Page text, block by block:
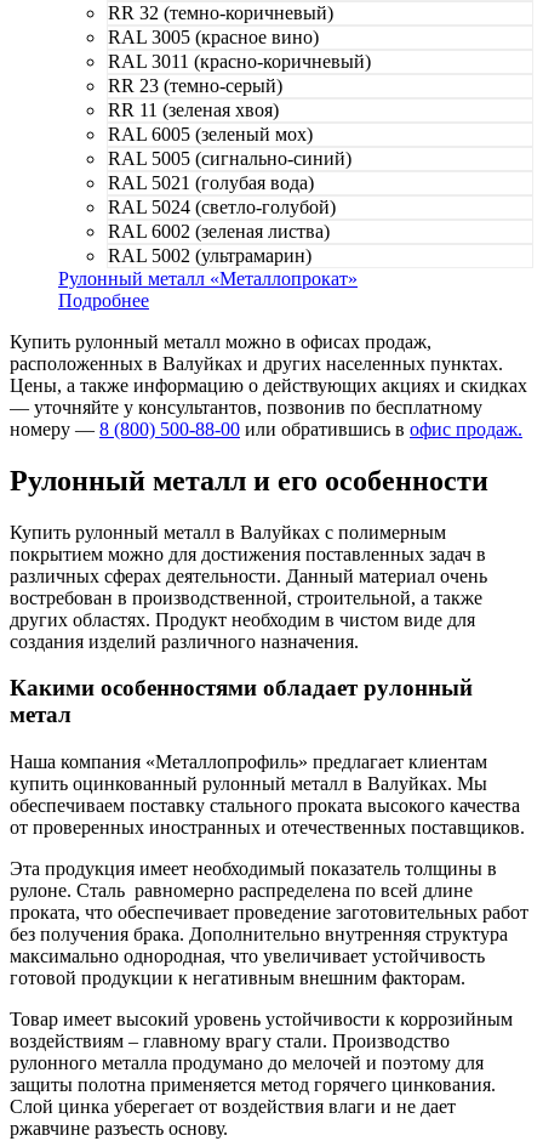
RR 32 (темно-коричневый)
RAL 3005 (красное вино)
RAL 3011 (красно-коричневый)
RR 23 (темно-серый)
RR 11 (зеленая хвоя)
RAL 6005 (зеленый мох)
RAL 5005 (сигнально-синий)
RAL 5021 (голубая вода)
RAL 5024 (светло-голубой)
RAL 6002 (зеленая листва)
RAL 5002 (ультрамарин)
Рулонный металл «Металлопрокат»
Подробнее
Купить рулонный металл можно в офисах продаж,
расположенных в Валуйках и других населенных пунктах.
Цены, а также информацию о действующих акциях и скидках
— уточняйте у консультантов, позвонив по бесплатному
номеру — 8 (800) 500-88-00 или обратившись в офис продаж.
Рулонный металл и его особенности
Купить рулонный металл в Валуйках с полимерным
покрытием можно для достижения поставленных задач в
различных сферах деятельности. Данный материал очень
востребован в производственной, строительной, а также
других областях. Продукт необходим в чистом виде для
создания изделий различного назначения.
Какими особенностями обладает рулонный
метал
Наша компания «Металлопрофиль» предлагает клиентам
купить оцинкованный рулонный металл в Валуйках. Мы
обеспечиваем поставку стального проката высокого качества
от проверенных иностранных и отечественных поставщиков.
Эта продукция имеет необходимый показатель толщины в
рулоне. Сталь равномерно распределена по всей длине
проката, что обеспечивает проведение заготовительных работ
без получения брака. Дополнительно внутренняя структура
максимально однородная, что увеличивает устойчивость
готовой продукции к негативным внешним факторам.
Товар имеет высокий уровень устойчивости к коррозийным
воздействиям – главному врагу стали. Производство
рулонного металла продумано до мелочей и поэтому для
защиты полотна применяется метод горячего цинкования.
Слой цинка уберегает от воздействия влаги и не дает
ржавчине разъесть основу.